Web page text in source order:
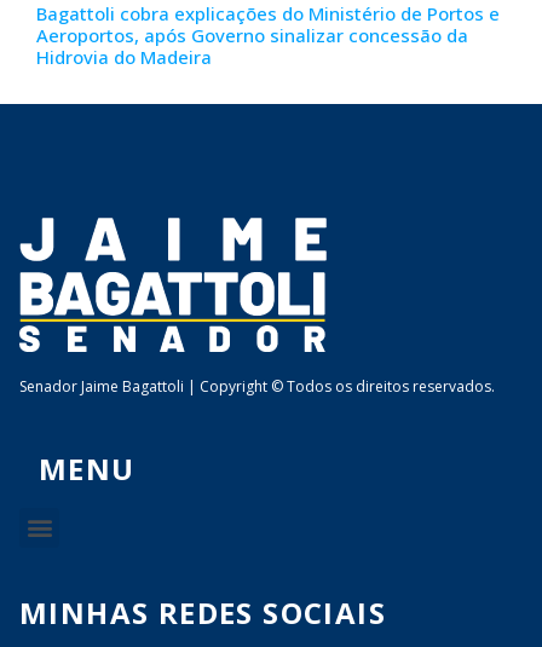
Bagattoli cobra explicações do Ministério de Portos e
Aeroportos, após Governo sinalizar concessão da
Hidrovia do Madeira
Senador Jaime Bagattoli | Copyright © Todos os direitos reservados.
MENU
MINHAS REDES SOCIAIS